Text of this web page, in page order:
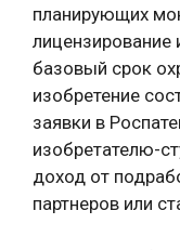
планирующих
лицензирование
базовый срок
изобретение
заявки в
изобретателю-
доход от
партнеров или